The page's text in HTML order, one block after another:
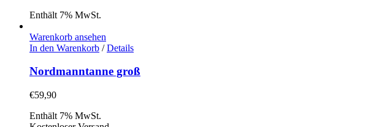
Enthält 7% MwSt.
Warenkorb ansehen
In den Warenkorb / Details
Nordmanntanne groß
€59,90
Enthält 7% MwSt.